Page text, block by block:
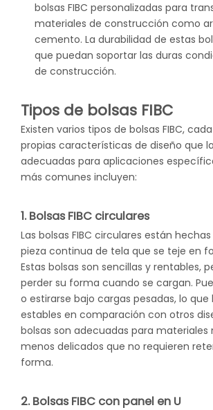
bolsas FIBC personalizadas para
materiales de construcción como
cemento. La durabilidad de estas
que puedan soportar las duras
de construcción.
Tipos de bolsas FIBC
Existen varios tipos de bolsas FIBC,
propias características de diseño que
adecuadas para aplicaciones
más comunes incluyen:
1. Bolsas FIBC circulares
Las bolsas FIBC circulares están
pieza continua de tela que se teje en
Estas bolsas son sencillas y rentables,
perder su forma cuando se cargan.
o estirarse bajo cargas pesadas, lo
estables en comparación con otros
bolsas son adecuadas para materiales
menos delicados que no requieren
forma.
2. Bolsas FIBC con panel en U